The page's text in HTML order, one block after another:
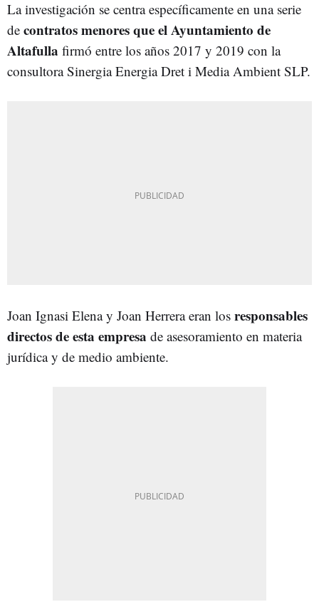
La investigación se centra específicamente en una serie
de contratos menores que el Ayuntamiento de
Altafulla firmó entre los años 2017 y 2019 con la
consultora Sinergia Energia Dret i Media Ambient SLP.
Joan Ignasi Elena y Joan Herrera eran los responsables
directos de esta empresa de asesoramiento en materia
jurídica y de medio ambiente.